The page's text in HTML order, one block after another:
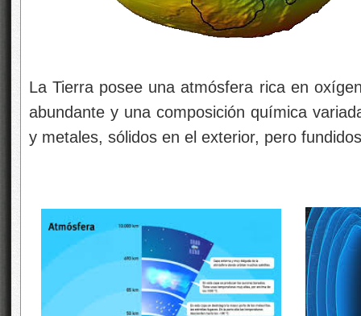
La Tierra posee una atmósfera rica en
abundante y una composición química
y metales, sólidos en el exterior, pero